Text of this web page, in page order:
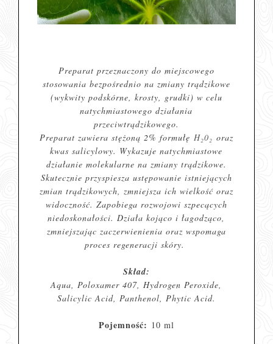
Preparat przeznaczony do miejscowego
stosowania bezpośrednio na zmiany trądzikowe
(wykwity podskórne, krosty, grudki) w celu
natychmiastowego działania
przeciwtrądzikowego.
Preparat zawiera stężoną 2% formułę H₂0₂ oraz
kwas salicylowy. Wykazuje natychmiastowe
działanie molekularne na zmiany trądzikowe.
Skutecznie przyspiesza ustępowanie istniejących
zmian trądzikowych, zmniejsza ich wielkość oraz
widoczność. Zapobiega rozwojowi szpecących
niedoskonałości. Działa kojąco i łagodząco,
zmniejszając zaczerwienienia oraz wspomaga
proces regeneracji skóry.
Skład:
Aqua, Poloxamer 407, Hydrogen Peroxide,
Salicylic Acid, Panthenol, Phytic Acid.
Pojemność: 10 ml